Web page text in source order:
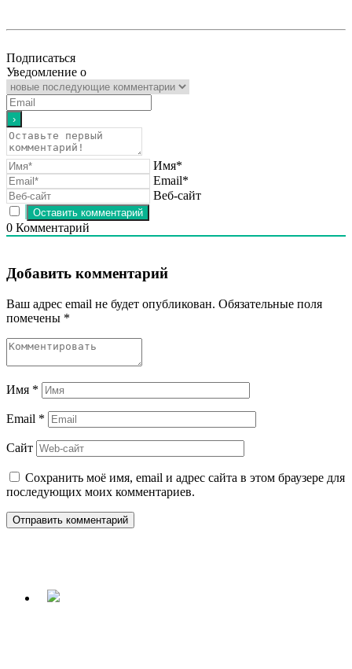
Подписаться
Уведомление о
Имя*
Email*
Веб-сайт
0 Комментарий
Добавить комментарий
Ваш адрес email не будет опубликован. Обязательные поля
помечены *
Имя *
Email *
Сайт
Сохранить моё имя, email и адрес сайта в этом браузере для
последующих моих комментариев.